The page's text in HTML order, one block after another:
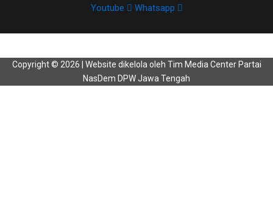
Youtube Whatsapp
Copyright © 2026 | Website dikelola oleh Tim Media Center Partai
NasDem DPW Jawa Tengah